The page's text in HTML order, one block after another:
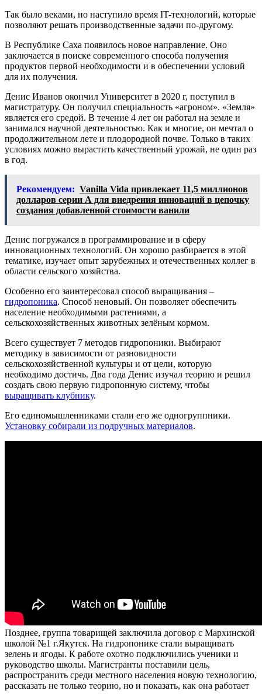
Так было веками, но наступило время IT-технологий, которые
позволяют решать производственные задачи по-другому.
В Республике Саха появилось новое направление. Оно
заключается в поиске современного способа получения
продуктов первой необходимости и в обеспечении условий
для их получения.
Денис Иванов окончил Университет в 2020 г, поступил в
магистратуру. Он получил специальность «агроном». «Земля»
является его средой. В течение 4 лет он работал на земле и
занимался научной деятельностью. Как и многие, он мечтал о
продолжительном лете и плодородной почве. Только в таких
условиях можно вырастить качественный урожай, не один раз
в год.
Рекомендуем: Vanilla Vida привлекает 11,5 миллионов
долларов серии А для внедрения инноваций в цепочку
создания добавленной стоимости ванили
Денис погружался в программирование и в сферу
инновационных технологий. Он хорошо разбирается в этой
тематике, изучает опыт зарубежных и отечественных коллег в
области сельского хозяйства.
Особенно его заинтересовал способ выращивания –
гидропоника. Способ неновый. Он позволяет обеспечить
население необходимыми растениями, а
сельскохозяйственных животных зелёным кормом.
Всего существует 7 методов гидропоники. Выбирают
методику в зависимости от разновидности
сельскохозяйственной культуры и от цели, которую
необходимо достичь. Два года Денис изучал теорию и решил
создать свою первую гидропонную систему, чтобы
выращивать клубнику.
Его единомышленниками стали его же одногруппники.
Установку собирали из подручных материалов.
Позднее, группа товарищей заключила договор с Мархинской
школой №1 г.Якутск. На гидропонике стали выращивать
зелень и ягоды. К работе охотно подключились ученики и
руководство школы. Магистранты поставили цель,
распространить среди местного населения новую технологию,
рассказать не только теорию, но и показать, как она работает